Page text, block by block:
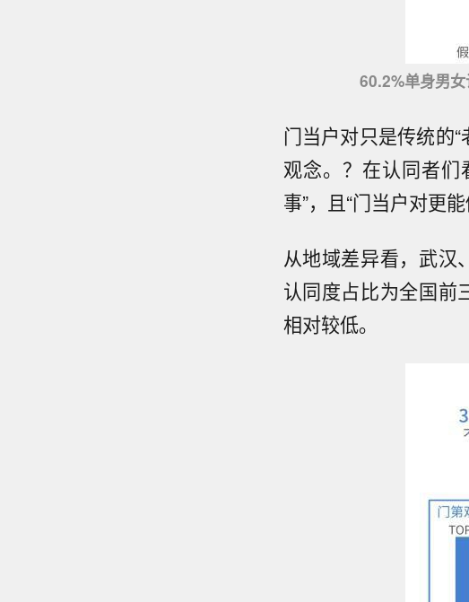
60.2%单身男
门当户对只是传统的
观念。？在认同者
事”，且“门当户对更
从地域差异看，武汉
认同度占比为全国前
相对较低。